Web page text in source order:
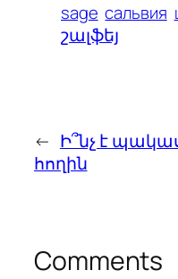
sage сальвия
շալֆեյ
← Ի՞նչ է
հողին
Comments